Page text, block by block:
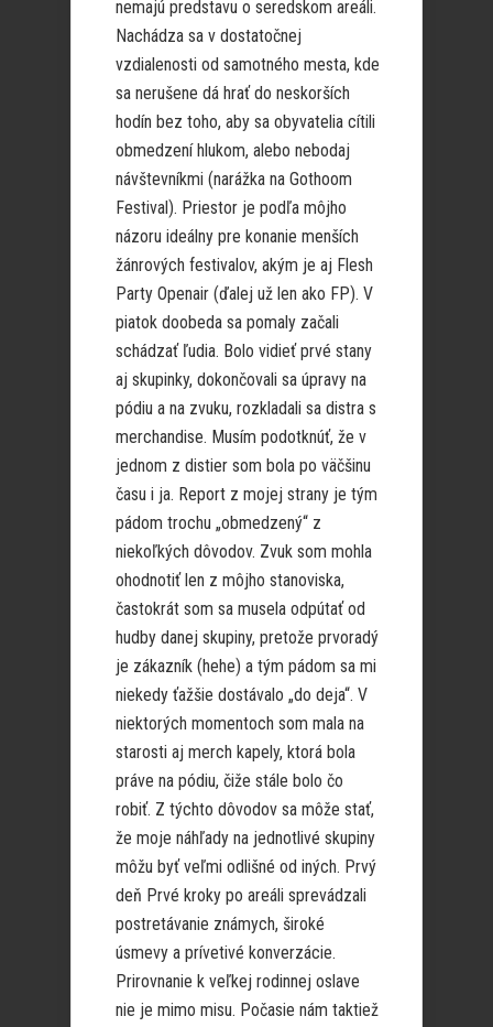
nemajú predstavu o seredskom areáli.
Nachádza sa v dostatočnej
vzdialenosti od samotného mesta, kde
sa nerušene dá hrať do neskorších
hodín bez toho, aby sa obyvatelia cítili
obmedzení hlukom, alebo nebodaj
návštevníkmi (narážka na Gothoom
Festival). Priestor je podľa môjho
názoru ideálny pre konanie menších
žánrových festivalov, akým je aj Flesh
Party Openair (ďalej už len ako FP). V
piatok doobeda sa pomaly začali
schádzať ľudia. Bolo vidieť prvé stany
aj skupinky, dokončovali sa úpravy na
pódiu a na zvuku, rozkladali sa distra s
merchandise. Musím podotknúť, že v
jednom z distier som bola po väčšinu
času i ja. Report z mojej strany je tým
pádom trochu „obmedzený“ z
niekoľkých dôvodov. Zvuk som mohla
ohodnotiť len z môjho stanoviska,
častokrát som sa musela odpútať od
hudby danej skupiny, pretože prvoradý
je zákazník (hehe) a tým pádom sa mi
niekedy ťažšie dostávalo „do deja“. V
niektorých momentoch som mala na
starosti aj merch kapely, ktorá bola
práve na pódiu, čiže stále bolo čo
robiť. Z týchto dôvodov sa môže stať,
že moje náhľady na jednotlivé skupiny
môžu byť veľmi odlišné od iných. Prvý
deň Prvé kroky po areáli sprevádzali
postretávanie známych, široké
úsmevy a prívetivé konverzácie.
Prirovnanie k veľkej rodinnej oslave
nie je mimo misu. Počasie nám taktiež